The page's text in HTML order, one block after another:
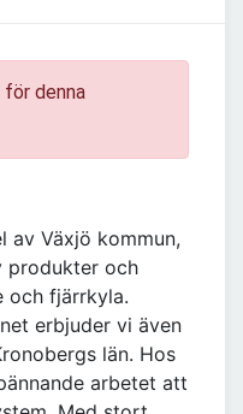
för denna
av Växjö kommun,
produkter och
och fjärrkyla.
erbjuder vi även
län. Hos
arbetet att